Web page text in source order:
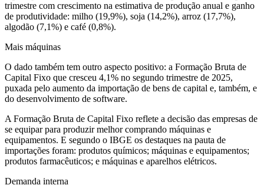
trimestre com crescimento na estimativa de produção anual e ganho
de produtividade: milho (19,9%), soja (14,2%), arroz (17,7%),
algodão (7,1%) e café (0,8%).
Mais máquinas
O dado também tem outro aspecto positivo: a Formação Bruta de
Capital Fixo que cresceu 4,1% no segundo trimestre de 2025,
puxada pelo aumento da importação de bens de capital e, também, e
do desenvolvimento de software.
A Formação Bruta de Capital Fixo reflete a decisão das empresas de
se equipar para produzir melhor comprando máquinas e
equipamentos. E segundo o IBGE os destaques na pauta de
importações foram: produtos químicos; máquinas e equipamentos;
produtos farmacêuticos; e máquinas e aparelhos elétricos.
Demanda interna